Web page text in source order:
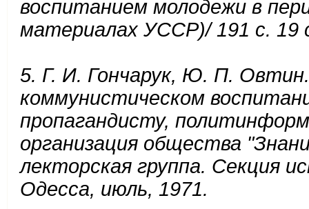
воспитанием молодежи в
материалах УССР)/ 191 с. 19
5. Г. И. Гончарук, Ю. П.
коммунистическом
пропагандисту,
организация общества
лекторская группа. Секция
Одесса, июль, 1971.